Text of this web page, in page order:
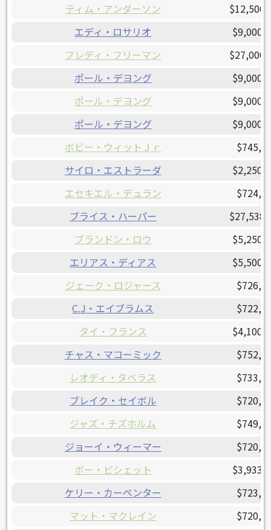
ティム・アンダーソン
エディ・ロサリオ
フレディ・フリーマン
ポール・デヨング
ポール・デヨング
ポール・デヨング
ボビー・ウィットＪｒ
サイロ・エストラーダ
エセキエル・デュラン
ブライス・ハーパー
ブランドン・ロウ
エリアス・ディアス
ジェーク・ロジャース
C.J・エイブラムス
タイ・フランス
チャス・マコーミック
レオディ・タベラス
ブレイク・セイボル
ジャズ・チズホルム
ジョーイ・ウィーマー
ボー・ビシェット
ケリー・カーペンター
マット・マクレイン